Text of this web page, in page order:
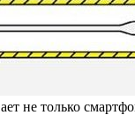
не только